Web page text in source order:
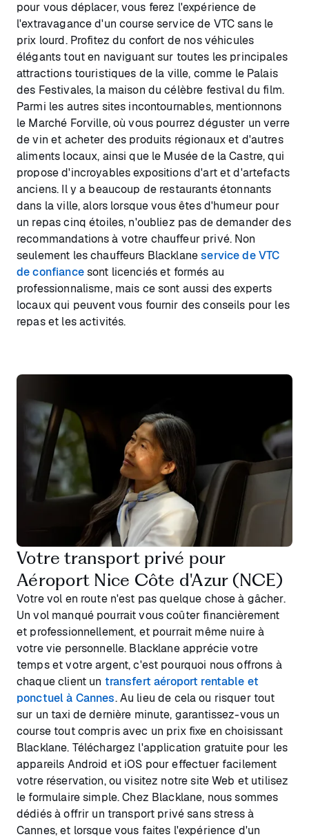
pour vous déplacer, vous ferez l'expérience de
l'extravagance d'un course service de VTC sans le
prix lourd. Profitez du confort de nos véhicules
élégants tout en naviguant sur toutes les principales
attractions touristiques de la ville, comme le Palais
des Festivales, la maison du célèbre festival du film.
Parmi les autres sites incontournables, mentionnons
le Marché Forville, où vous pourrez déguster un verre
de vin et acheter des produits régionaux et d'autres
aliments locaux, ainsi que le Musée de la Castre, qui
propose d'incroyables expositions d'art et d'artefacts
anciens. Il y a beaucoup de restaurants étonnants
dans la ville, alors lorsque vous êtes d'humeur pour
un repas cinq étoiles, n'oubliez pas de demander des
recommandations à votre chauffeur privé. Non
seulement les chauffeurs Blacklaneservice de VTC
de confiancesont licenciés et formés au
professionnalisme, mais ce sont aussi des experts
locaux qui peuvent vous fournir des conseils pour les
repas et les activités.
Votre transport privé pour
Aéroport Nice Côte d'Azur (NCE)
Votre vol en route n'est pas quelque chose à gâcher.
Un vol manqué pourrait vous coûter financièrement
et professionnellement, et pourrait même nuire à
votre vie personnelle. Blacklane apprécie votre
temps et votre argent, c'est pourquoi nous offrons à
chaque client un transfert aéroport rentable et
ponctuel à Cannes. Au lieu de cela ou risquer tout
sur un taxi de dernière minute, garantissez-vous un
course tout compris avec un prix fixe en choisissant
Blacklane. Téléchargez l'application gratuite pour les
appareils Android et iOS pour effectuer facilement
votre réservation, ou visitez notre site Web et utilisez
le formulaire simple. Chez Blacklane, nous sommes
dédiés à offrir un transport privé sans stress à
Cannes, et lorsque vous faites l'expérience d'un